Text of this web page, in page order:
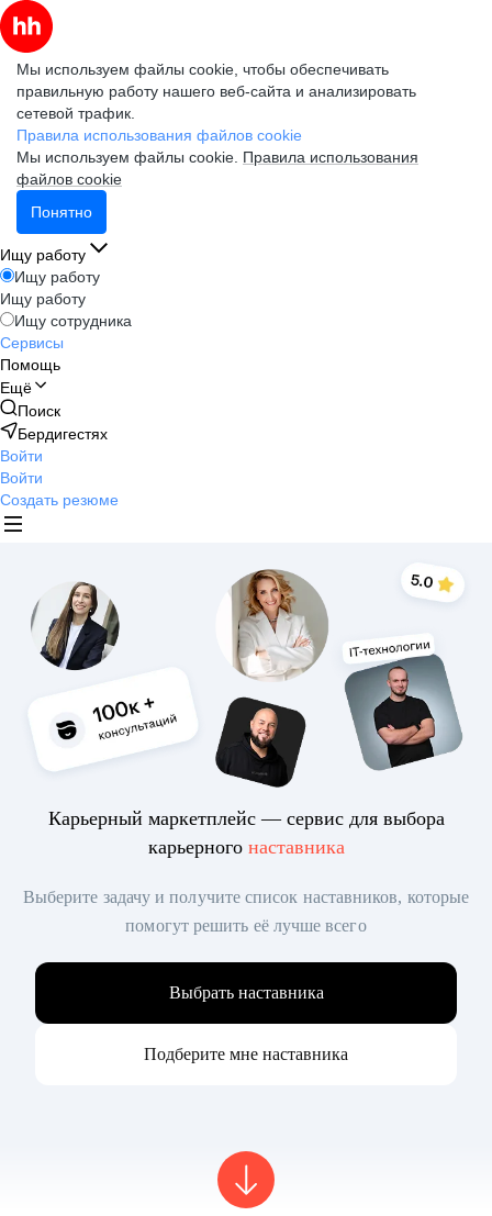
Мы используем файлы cookie, чтобы обеспечивать
правильную работу нашего веб-сайта и анализировать
сетевой трафик.
Правила использования файлов cookie
Мы используем файлы cookie. Правила использования
файлов cookie
Понятно
Ищу работу
Ищу работу
Ищу работу
Ищу сотрудника
Сервисы
Помощь
Ещё
Поиск
Бердигестях
Войти
Войти
Создать резюме
Карьерный маркетплейс — сервис для выбора
карьерного наставника
Выберите задачу и получите список наставников, которые
помогут решить её лучше всего
Выбрать наставника
Подберите мне наставника